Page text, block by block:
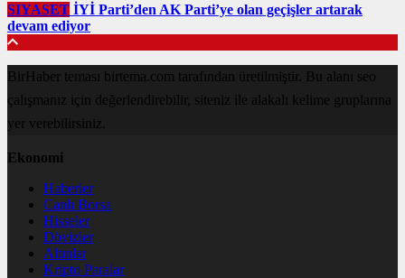
SIYASET İYİ Parti’den AK Parti’ye olan geçişler artarak
devam ediyor
BirHaber teması birtema.com tarafından üretilmiştir. Bu alanı seo
çalışmanız için değerlendirebilir, siteniz ile alakalı kelime gruplarına
yer verebilirsiniz.
Ekonomi
Haberler
Canlı Borsa
Hisseler
Dövizler
Altınlar
Kripto Paralar